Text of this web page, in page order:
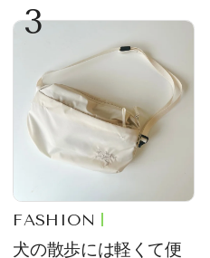
3
FASHION
犬の散歩には軽くて便